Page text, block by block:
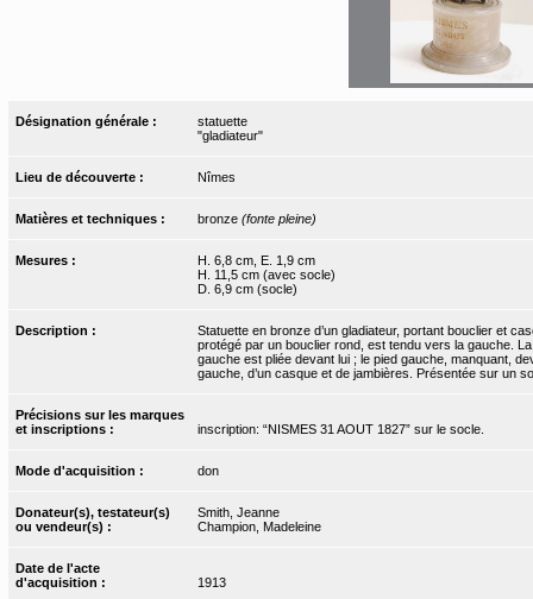
Désignation générale :
statuette
"gladiateur"
Lieu de découverte : Nîmes
Matières et techniques : bronze (fonte pleine)
Mesures :
H. 6,8 cm, E. 1,9 cm
H. 11,5 cm (avec socle)
D. 6,9 cm (socle)
Description :
Statuette en bronze d’un gladiateur, portant bouclier et
protégé par un bouclier rond, est tendu vers la gauche.
gauche est pliée devant lui ; le pied gauche, manquant,
gauche, d’un casque et de jambières. Présentée sur un
Précisions sur les marques
et inscriptions :
inscription: “NISMES 31 AOUT 1827” sur le socle.
Mode d'acquisition : don
Donateur(s), testateur(s)
ou vendeur(s) :
Smith, Jeanne
Champion, Madeleine
Date de l'acte
d'acquisition :
1913